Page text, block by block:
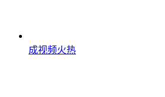
成视频火热